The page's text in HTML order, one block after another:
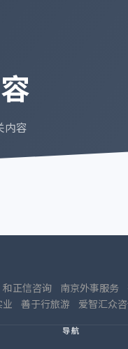
内容
和正信咨询 南京外事服务
善于行旅游 爱智汇众
导航